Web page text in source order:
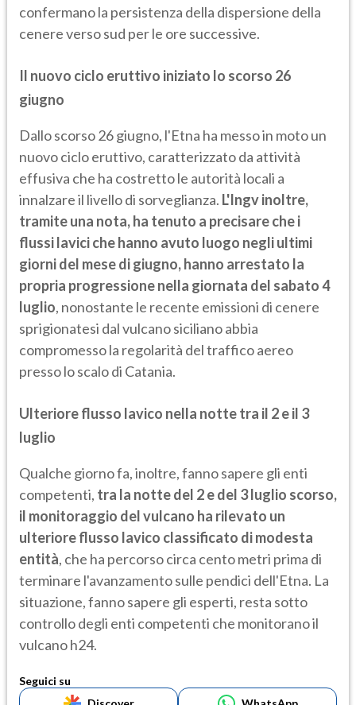
confermano la persistenza della dispersione della
cenere verso sud per le ore successive.
Il nuovo ciclo eruttivo iniziato lo scorso 26
giugno
Dallo scorso 26 giugno, l'Etna ha messo in moto un
nuovo ciclo eruttivo, caratterizzato da attività
effusiva che ha costretto le autorità locali a
innalzare il livello di sorveglianza. L'Ingv inoltre,
tramite una nota, ha tenuto a precisare che i
flussi lavici che hanno avuto luogo negli ultimi
giorni del mese di giugno, hanno arrestato la
propria progressione nella giornata del sabato 4
luglio, nonostante le recente emissioni di cenere
sprigionatesi dal vulcano siciliano abbia
compromesso la regolarità del traffico aereo
presso lo scalo di Catania.
Ulteriore flusso lavico nella notte tra il 2 e il 3
luglio
Qualche giorno fa, inoltre, fanno sapere gli enti
competenti, tra la notte del 2 e del 3 luglio scorso,
il monitoraggio del vulcano ha rilevato un
ulteriore flusso lavico classificato di modesta
entità, che ha percorso circa cento metri prima di
terminare l'avanzamento sulle pendici dell'Etna. La
situazione, fanno sapere gli esperti, resta sotto
controllo degli enti competenti che monitorano il
vulcano h24.
Seguici su